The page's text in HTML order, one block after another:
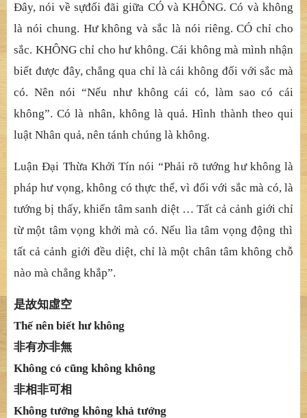
Đây, nói về sựđốiđãi giữa CÓ và KHÔNG. Có và không
là nói chung. Hư không và sắc là nói riêng. CÓ chỉ cho
sắc. KHÔNG chỉ cho hư không. Cái không mà mình nhận
biết được đây, chẳng qua chỉlà cái không đối với sắc mà
có. Nên nói “Nếu như không cái có, làm sao có cái
không”. Có là nhân, không là quả. Hình thành theo qui
luật Nhân quả, nên tánh chúng là không.
LuậnĐại Thừa Khởi Tín nói “Phải rõ tướng hư không là
pháp hư vọng, không có thực thể, vì đối với sắc mà có, là
tướng bị thấy, khiến tâm sanh diệt … Tất cảcảnh giới chỉ
từmột tâm vọng khởi mà có. Nếu lìa tâm vọngđộng thì
tất cả cảnh giới đều diệt, chỉ là một chân tâm không chỗ
nào mà chẳng khắp”.
是故知虛空
Thếnên biết hư không
非有亦非無
Không có cũng không không
非相非可相
Không tướng không khả tướng